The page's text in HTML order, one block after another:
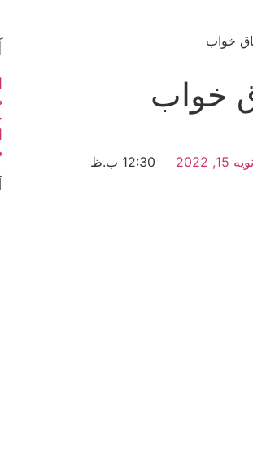
خواب
خواب
15, 2022 12:30 ب.ظ